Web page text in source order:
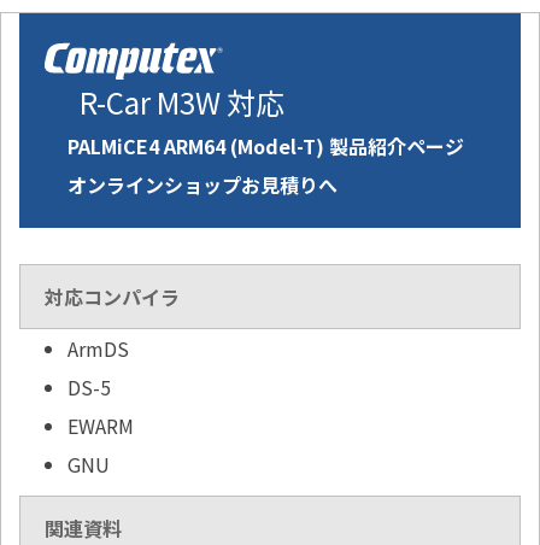
R-Car M3W 対応
PALMiCE4 ARM64 (Model-T) 製品紹介ページ
オンラインショップお見積りへ
対応コンパイラ
ArmDS
DS-5
EWARM
GNU
関連資料